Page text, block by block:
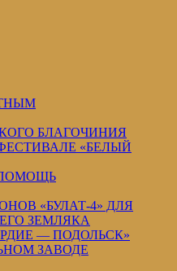
БЛАГОЧИНИЯ
«БЕЛЫЙ
«БУЛАТ-4» ДЛЯ
ЗЕМЛЯКА
— ПОДОЛЬСК»
ЗАВОДЕ